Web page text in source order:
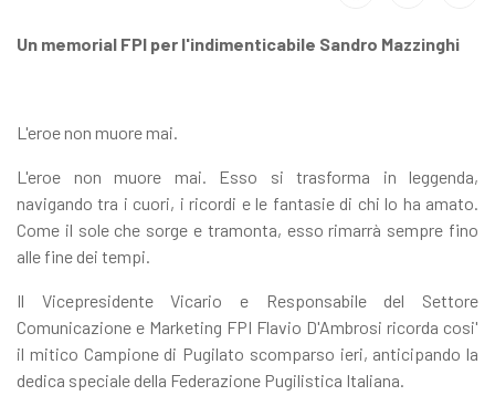
Un memorial FPI per l'indimenticabile Sandro Mazzinghi
L'eroe non muore mai.
L'eroe non muore mai. Esso si trasforma in leggenda,
navigando tra i cuori, i ricordi e le fantasie di chi lo ha amato.
Come il sole che sorge e tramonta, esso rimarrà sempre fino
alle fine dei tempi.
Il Vicepresidente Vicario e Responsabile del Settore
Comunicazione e Marketing FPI Flavio D'Ambrosi ricorda cosi'
il mitico Campione di Pugilato scomparso ieri, anticipando la
dedica speciale della Federazione Pugilistica Italiana.